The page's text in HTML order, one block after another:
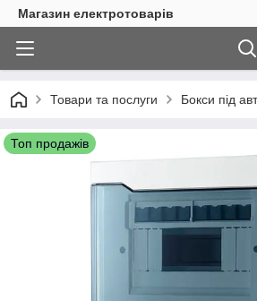
Магазин електротоварів
Товари та послуги Бокси під
Топ продажів